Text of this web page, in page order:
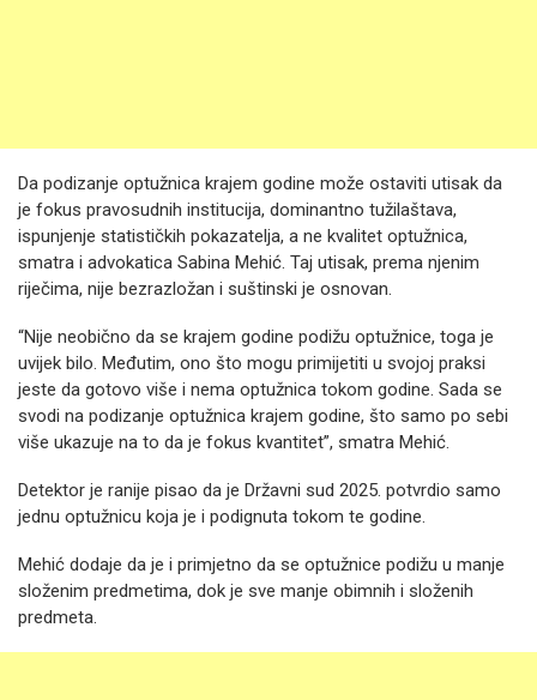
Da podizanje optužnica krajem godine može ostaviti utisak da
je fokus pravosudnih institucija, dominantno tužilaštava,
ispunjenje statističkih pokazatelja, a ne kvalitet optužnica,
smatra i advokatica Sabina Mehić. Taj utisak, prema njenim
riječima, nije bezrazložan i suštinski je osnovan.
“Nije neobično da se krajem godine podižu optužnice, toga je
uvijek bilo. Međutim, ono što mogu primijetiti u svojoj praksi
jeste da gotovo više i nema optužnica tokom godine. Sada se
svodi na podizanje optužnica krajem godine, što samo po sebi
više ukazuje na to da je fokus kvantitet”, smatra Mehić.
Detektor je ranije pisao da je Državni sud 2025. potvrdio samo
jednu optužnicu koja je i podignuta tokom te godine.
Mehić dodaje da je i primjetno da se optužnice podižu u manje
složenim predmetima, dok je sve manje obimnih i složenih
predmeta.